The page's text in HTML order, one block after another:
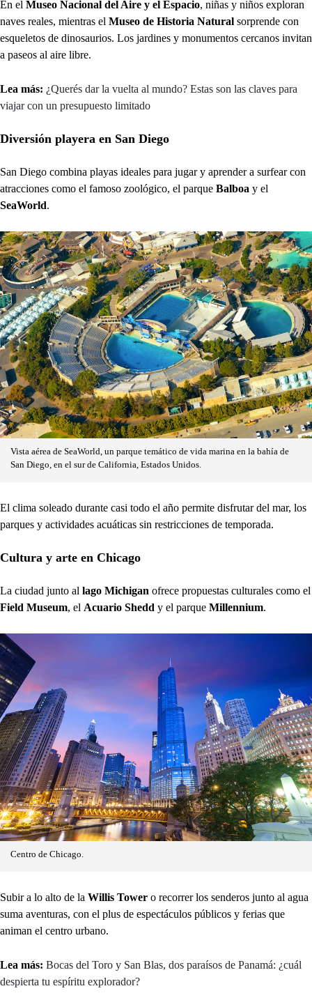
En el Museo Nacional del Aire y el Espacio, niñas y niños exploran
naves reales, mientras el Museo de Historia Natural sorprende con
esqueletos de dinosaurios. Los jardines y monumentos cercanos invitan
a paseos al aire libre.
Lea más: ¿Querés dar la vuelta al mundo? Estas son las claves para
viajar con un presupuesto limitado
Diversión playera en San Diego
San Diego combina playas ideales para jugar y aprender a surfear con
atracciones como el famoso zoológico, el parque Balboa y el
SeaWorld.
Vista aérea de SeaWorld, un parque temático de vida marina en la bahía de
San Diego, en el sur de California, Estados Unidos.
El clima soleado durante casi todo el año permite disfrutar del mar, los
parques y actividades acuáticas sin restricciones de temporada.
Cultura y arte en Chicago
La ciudad junto al lago Michigan ofrece propuestas culturales como el
Field Museum, el Acuario Shedd y el parque Millennium.
Centro de Chicago.
Subir a lo alto de la Willis Tower o recorrer los senderos junto al agua
suma aventuras, con el plus de espectáculos públicos y ferias que
animan el centro urbano.
Lea más: Bocas del Toro y San Blas, dos paraísos de Panamá: ¿cuál
despierta tu espíritu explorador?